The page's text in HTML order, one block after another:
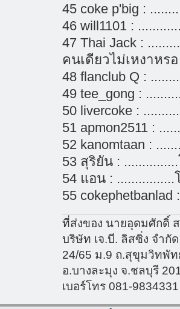
45 coke p'big :
46 will1101 :
47 Thai Jack :
คนเดียวไม่เหงาหร
48 flanclub Q :
49 tee_gong :
50 livercoke :
51 apmon2511 :
52 kanomtaan :
53 สุริยัน :
54 แอน :
55
ที่ส่งของ นายอุดมศักดิ์
บริษัท เจ.บี. ลิสซิ่ง จำกัด
24/65 ม.9 ถ.สุขุมวิทพั
อ.บางละมุง จ.ชลบุรี
เบอร์โทร 081-